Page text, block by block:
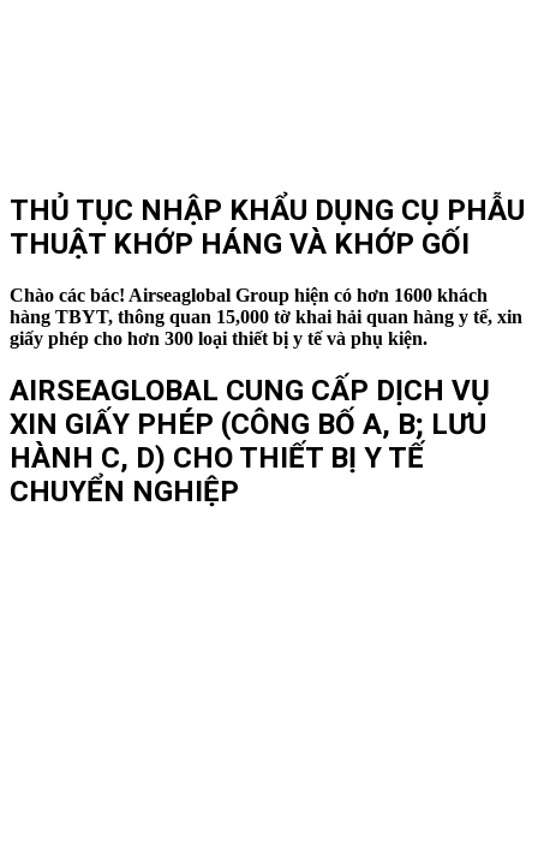
THỦ TỤC NHẬP KHẨU DỤNG CỤ PHẪU
THUẬT KHỚP HÁNG VÀ KHỚP GỐI
Chào các bác! Airseaglobal Group hiện có hơn 1600 khách
hàng TBYT, thông quan 15,000 tờ khai hải quan hàng y tế, xin
giấy phép cho hơn 300 loại thiết bị y tế và phụ kiện.
AIRSEAGLOBAL CUNG CẤP DỊCH VỤ
XIN GIẤY PHÉP (CÔNG BỐ A, B; LƯU
HÀNH C, D) CHO THIẾT BỊ Y TẾ
CHUYỂN NGHIỆP